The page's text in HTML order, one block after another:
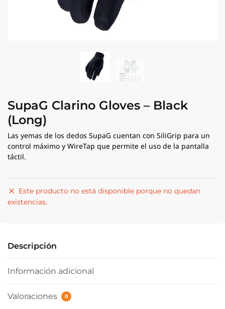
SupaG Clarino Gloves – Black
(Long)
Las yemas de los dedos SupaG cuentan con SiliGrip para un
control máximo y WireTap que permite el uso de la pantalla
táctil.
Este producto no está disponible porque no quedan
existencias.
Descripción
Información adicional
Valoraciones 0